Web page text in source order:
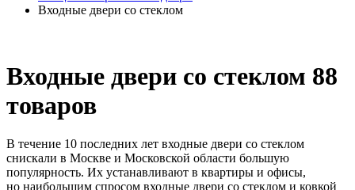
Входные двери со стеклом
Входные двери со стеклом 88
товаров
В течение 10 последних лет входные двери со стеклом
снискали в Москве и Московской области большую
популярность. Их устанавливают в квартиры и офисы,
но наибольшим спросом входные двери со стеклом и ковкой